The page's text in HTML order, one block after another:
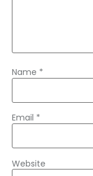
Name *
Email *
Website